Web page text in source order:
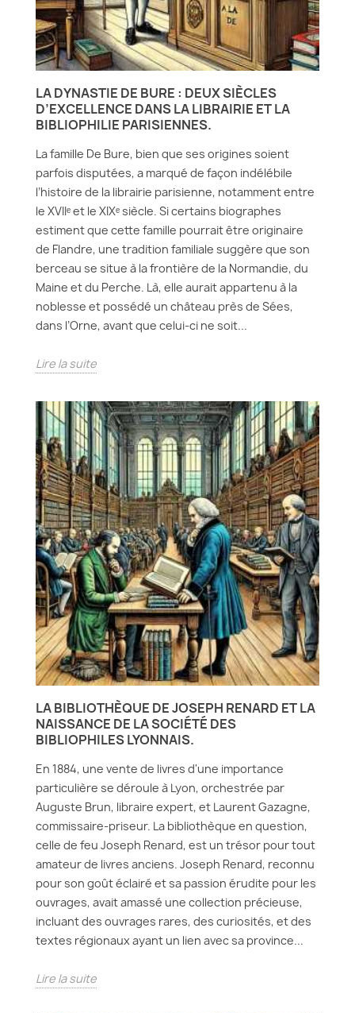
LA DYNASTIE DE BURE : DEUX SIÈCLES
D’EXCELLENCE DANS LA LIBRAIRIE ET LA
BIBLIOPHILIE PARISIENNES.
La famille De Bure, bien que ses origines soient
parfois disputées, a marqué de façon indélébile
l’histoire de la librairie parisienne, notamment entre
le XVIIᵉ et le XIXᵉ siècle. Si certains biographes
estiment que cette famille pourrait être originaire
de Flandre, une tradition familiale suggère que son
berceau se situe à la frontière de la Normandie, du
Maine et du Perche. Là, elle aurait appartenu à la
noblesse et possédé un château près de Sées,
dans l’Orne, avant que celui-ci ne soit...
Lire la suite
LA BIBLIOTHÈQUE DE JOSEPH RENARD ET LA
NAISSANCE DE LA SOCIÉTÉ DES
BIBLIOPHILES LYONNAIS.
En 1884, une vente de livres d'une importance
particulière se déroule à Lyon, orchestrée par
Auguste Brun, libraire expert, et Laurent Gazagne,
commissaire-priseur. La bibliothèque en question,
celle de feu Joseph Renard, est un trésor pour tout
amateur de livres anciens. Joseph Renard, reconnu
pour son goût éclairé et sa passion érudite pour les
ouvrages, avait amassé une collection précieuse,
incluant des ouvrages rares, des curiosités, et des
textes régionaux ayant un lien avec sa province...
Lire la suite